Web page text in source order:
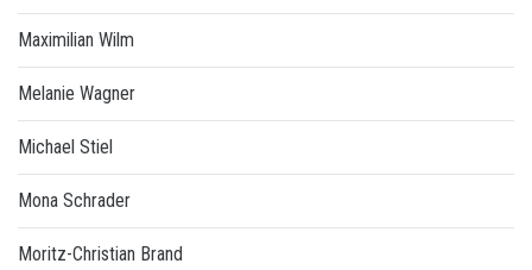
Maximilian Wilm
Melanie Wagner
Michael Stiel
Mona Schrader
Moritz-Christian Brand